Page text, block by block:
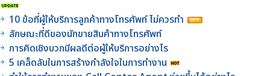
10 ข้อที่ผู้ให้บริการลูกค้าทางโทรศัพท์ ไม่ควรทำ
ลักษณะที่ดีของนักขายสินค้าทางโทรศัพท์
การคิดเชิงบวกมีผลดีต่อผู้ให้บริการอย่างไร
5 เคล็ดลับในการสร้างกำลังใจในการทำงาน